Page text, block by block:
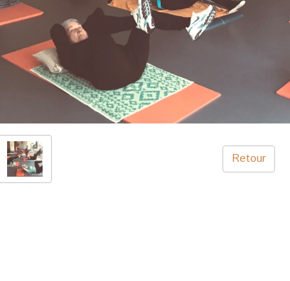
Retour